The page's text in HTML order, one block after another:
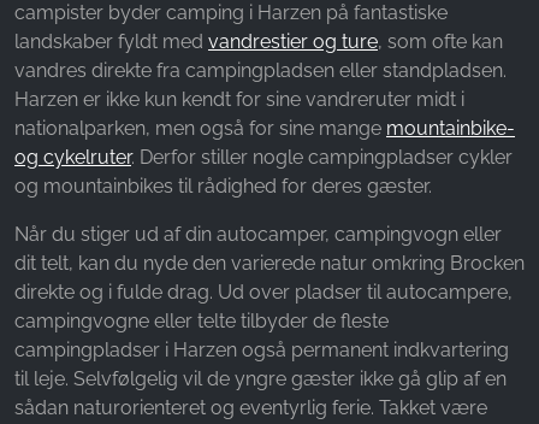
campister byder camping i Harzen på fantastiske
landskaber fyldt med vandrestier og ture, som ofte kan
vandres direkte fra campingpladsen eller standpladsen.
Harzen er ikke kun kendt for sine vandreruter midt i
nationalparken, men også for sine mange mountainbike-
og cykelruter. Derfor stiller nogle campingpladser cykler
og mountainbikes til rådighed for deres gæster.
Når du stiger ud af din autocamper, campingvogn eller
dit telt, kan du nyde den varierede natur omkring Brocken
direkte og i fulde drag. Ud over pladser til autocampere,
campingvogne eller telte tilbyder de fleste
campingpladser i Harzen også permanent indkvartering
til leje. Selvfølgelig vil de yngre gæster ikke gå glip af en
sådan naturorienteret og eventyrlig ferie. Takket være
STATISTIK
Statistikcookies indsamler oplysninger anonymt.
Disse oplysninger hjælper os med at forstå,
hvordan vores besøgende bruger vores
hjemmeside.
Google Analytics
Name:
_ga, _gid, _gac_gb_
Provider:
Google LLC
Purpose:
Indsamling af statistik om brug af hjemmesiden